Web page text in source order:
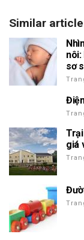
Similar
sơ
giá